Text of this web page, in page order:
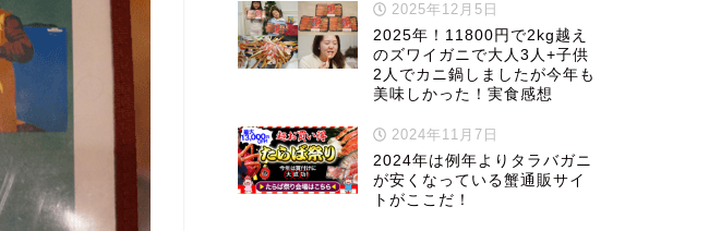
2025年12月5日
2025年！11800円で2kg越え
のズワイガニで大人3人+子供
2人でカニ鍋しましたが今年も
美味しかった！実食感想
2024年11月7日
2024年は例年よりタラバガニ
が安くなっている蟹通販サイ
トがここだ！